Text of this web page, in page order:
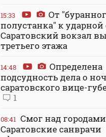
15:33
От
полустанка" к ударной
Саратовский вокзал
третьего этажа
14:48
Определена
подсудность дела о
саратовского вице-
1
08:41 Смог над
Саратовские санврачи